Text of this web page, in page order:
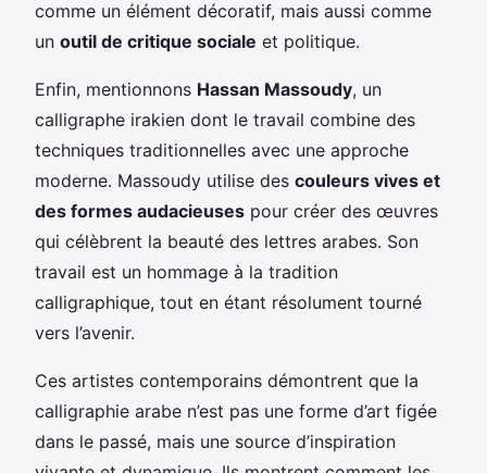
comme un élément décoratif, mais aussi comme
un outil de critique sociale et politique.
Enfin, mentionnons Hassan Massoudy, un
calligraphe irakien dont le travail combine des
techniques traditionnelles avec une approche
moderne. Massoudy utilise des couleurs vives et
des formes audacieuses pour créer des œuvres
qui célèbrent la beauté des lettres arabes. Son
travail est un hommage à la tradition
calligraphique, tout en étant résolument tourné
vers l’avenir.
Ces artistes contemporains démontrent que la
calligraphie arabe n’est pas une forme d’art figée
dans le passé, mais une source d’inspiration